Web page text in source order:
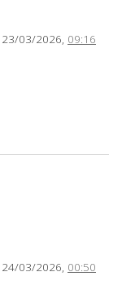
23/03/2026, 09:16
24/03/2026, 00:50